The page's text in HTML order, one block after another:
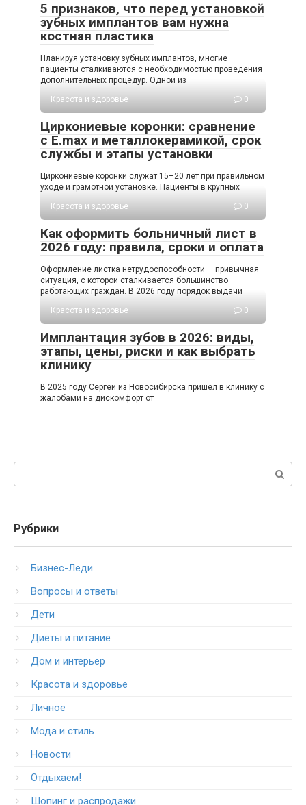
5 признаков, что перед установкой
зубных имплантов вам нужна
костная пластика
Планируя установку зубных имплантов, многие
пациенты сталкиваются с необходимостью проведения
дополнительных процедур. Одной из
Красота и здоровье
0
Циркониевые коронки: сравнение
с E.max и металлокерамикой, срок
службы и этапы установки
Циркониевые коронки служат 15–20 лет при правильном
уходе и грамотной установке. Пациенты в крупных
Красота и здоровье
0
Как оформить больничный лист в
2026 году: правила, сроки и оплата
Оформление листка нетрудоспособности — привычная
ситуация, с которой сталкивается большинство
работающих граждан. В 2026 году порядок выдачи
Красота и здоровье
0
Имплантация зубов в 2026: виды,
этапы, цены, риски и как выбрать
клинику
В 2025 году Сергей из Новосибирска пришёл в клинику с
жалобами на дискомфорт от
Рубрики
Бизнес-Леди
Вопросы и ответы
Дети
Диеты и питание
Дом и интерьер
Красота и здоровье
Личное
Мода и стиль
Новости
Отдыхаем!
Шопинг и распродажи